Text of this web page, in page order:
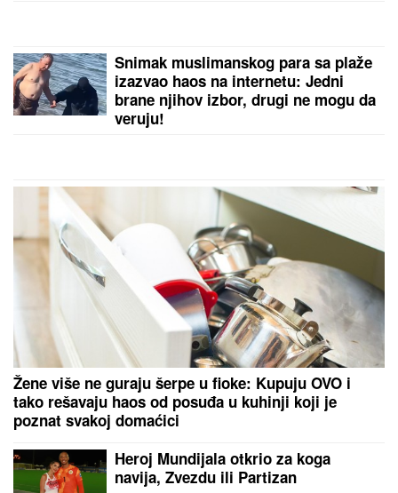
NAŠ GLUMAC (65) OŽENIO 32
GODINE MLAĐU KOLEGINICU
Upoznala ga dok je bila na fakultetu,
a sada pokazala čime se bavi pored
SMRŠALA 15 KILOGRAMA, PA POKAZALA TELO U
BIKINIJUVoditeljka nakon porođaja ima telo za
medalju: Obavlja seoske poslove, a kada se skine